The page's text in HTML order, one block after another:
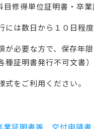
目修得単位証明書・卒
は数日から１０日程度
必要な方で、保存年限
種証明書発行不可文書）
式をご利用ください。
業証明書等 交付申請書